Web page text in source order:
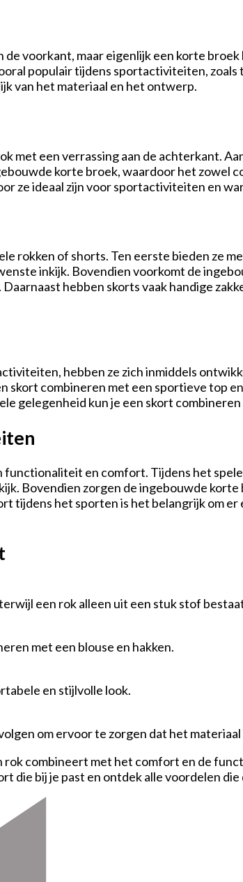
voorkant, maar eigenlijk een korte
populair tijdens sportactiviteiten,
van het materiaal en het ontwerp.
met een verrassing aan de achterkant.
korte broek, waardoor het zowel
ze ideaal zijn voor sportactiviteiten en
rokken of shorts. Ten eerste bieden ze
inkijk. Bovendien voorkomt de
hebben skorts vaak handige
hebben ze zich inmiddels
combineren met een sportieve top
gelegenheid kun je een skort
en comfort. Tijdens het
Bovendien zorgen de ingebouwde
tijdens het sporten is het belangrijk om er
een rok alleen uit een stuk stof
met een blouse en hakken.
en stijlvolle look.
om ervoor te zorgen dat het
combineert met het comfort en de
die bij je past en ontdek alle voordelen